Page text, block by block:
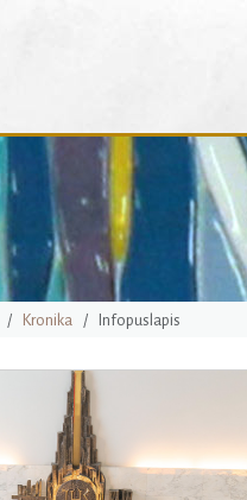
Kronika Infopuslapis